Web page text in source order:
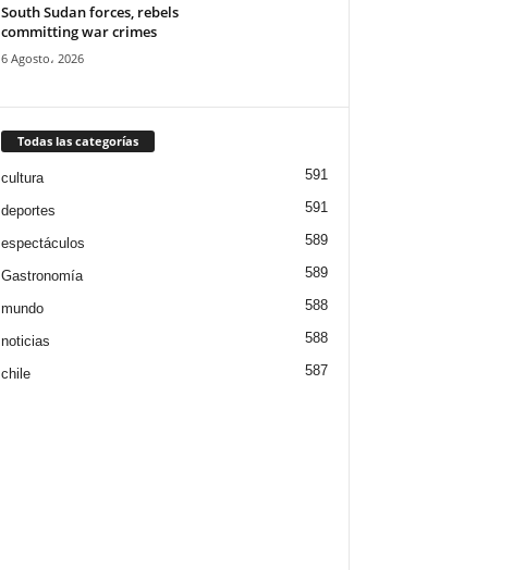
South Sudan forces, rebels
committing war crimes
6 Agosto، 2026
Todas las categorías
cultura 591
deportes 591
espectáculos 589
Gastronomía 589
mundo 588
noticias 588
chile 587